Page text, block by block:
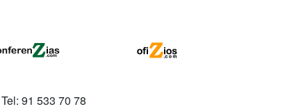
91 533 70 78